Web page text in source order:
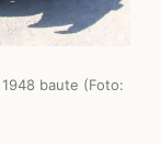
baute (Foto: